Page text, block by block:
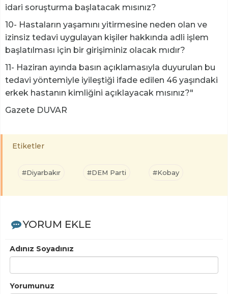
idari soruşturma başlatacak mısınız?
10- Hastaların yaşamını yitirmesine neden olan ve
izinsiz tedavi uygulayan kişiler hakkında adli işlem
başlatılması için bir girişiminiz olacak mıdır?
11- Haziran ayında basın açıklamasıyla duyurulan bu
tedavi yöntemiyle iyileştiği ifade edilen 46 yaşındaki
erkek hastanın kimliğini açıklayacak mısınız?"
Gazete DUVAR
Etiketler
#Diyarbakır #DEM Parti #Kobay
YORUM EKLE
Adınız Soyadınız
Yorumunuz